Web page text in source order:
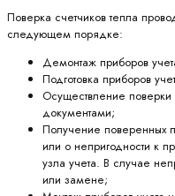
Поверка счетчиков тепла
следующем порядке:
Демонтаж приборов
Подготовка приборов
Осуществление поверки
документами;
Получение поверенных
или о непригодности к
узла учета. В случае
или замене;